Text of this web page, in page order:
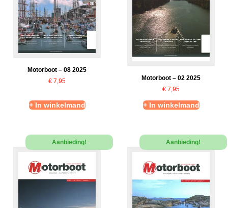
Motorboot – 08 2025
€ 7,95
+ In winkelmand
Motorboot – 02 2025
€ 7,95
+ In winkelmand
Aanbieding! Aanbieding!